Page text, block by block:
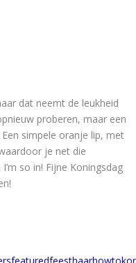
dat neemt de leukheid
proberen, maar een
simpele oranje lip, met
je net die
so in! Fijne Koningsdag